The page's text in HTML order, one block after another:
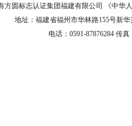
方圆标志认证集团福建有限公司 《中华
地址：福建省福州市华林路155号新
电话：0591-87876284 传真